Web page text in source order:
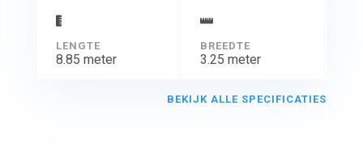
LENGTE
8.85 meter
BREEDTE
3.25 meter
BEKIJK ALLE SPECIFICATIES